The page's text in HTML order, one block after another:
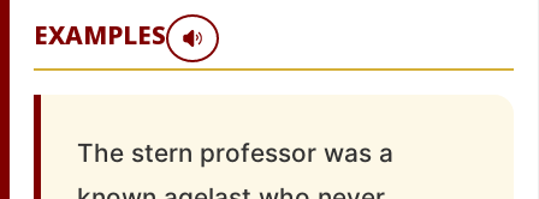
EXAMPLES
The stern professor was a